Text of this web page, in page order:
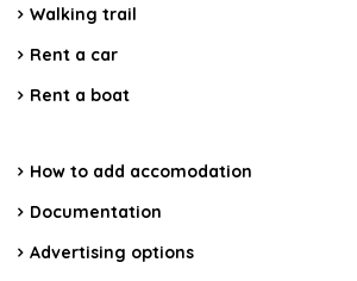
Walking trail
Rent a car
Rent a boat
How to add accomodation
Documentation
Advertising options